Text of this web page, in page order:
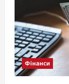
Фінанси